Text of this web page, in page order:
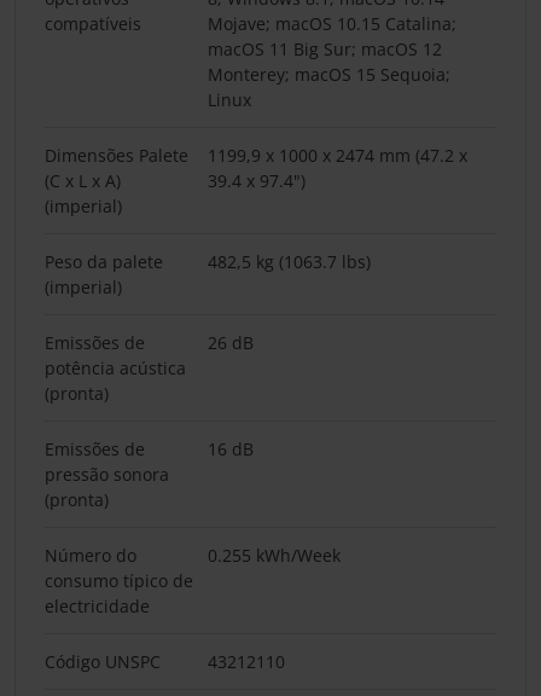
compatíveis
Mojave; macOS 10.15 Catalina;
macOS 11 Big Sur; macOS 12
Monterey; macOS 15 Sequoia;
Linux
Dimensões Palete
(C x L x A)
(imperial)
1199,9 x 1000 x 2474 mm (47.2 x
39.4 x 97.4")
Peso da palete
(imperial)
482,5 kg (1063.7 lbs)
Emissões de
potência acústica
(pronta)
26 dB
Emissões de
pressão sonora
(pronta)
16 dB
Número do
consumo típico de
electricidade
0.255 kWh/Week
Código UNSPC 43212110